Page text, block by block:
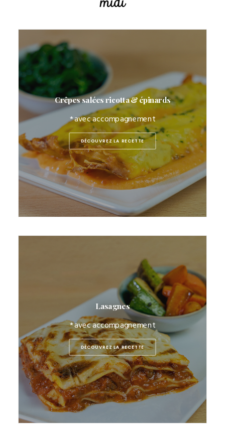
midi
Crêpes salées ricotta & épinards
* avec accompagnement
DÉCOUVREZ LA RECETTE
Lasagnes
* avec accompagnement
DÉCOUVREZ LA RECETTE